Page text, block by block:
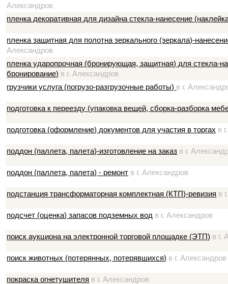
Александров
пленка декоративная для дизайна стекла-нанесение
пленка защитная для полотна зеркального (зеркала)-
Александров
пленка ударопрочная (бронирующая, защитная) для стекла-
бронирование) в г. Александров
грузчики услуга (погрузо-разгрузочные работы) в г.
подготовка к переезду (упаковка вещей, сборка-разборка
подготовка (оформление) документов для участия в торгах в
поддон (паллета, палета)-изготовление на заказ в г.
поддон (паллета, палета) - ремонт в г. Александров
подстанция трансформаторная комплектная (КТП)-ревизия в
подсчет (оценка) запасов подземных вод в г. Александров
поиск аукциона на электронной торговой площадке (ЭТП) в г.
поиск животных (потерянных, потерявшихся) в г. Александров
покраска огнетушителя в г. Александров